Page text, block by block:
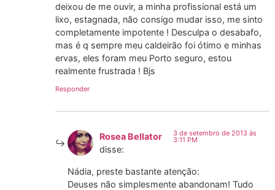
deixou de me ouvir, a minha profissional está um
lixo, estagnada, não consigo mudar isso, me sinto
completamente impotente ! Desculpa o desabafo,
mas é q sempre meu caldeirão foi ótimo e minhas
ervas, eles foram meu Porto seguro, estou
realmente frustrada ! Bjs
Responder
Rosea Bellator
disse:
3 de setembro de 2013 às
3:11 PM
Nádia, preste bastante atenção:
Deuses não simplesmente abandonam! Tudo